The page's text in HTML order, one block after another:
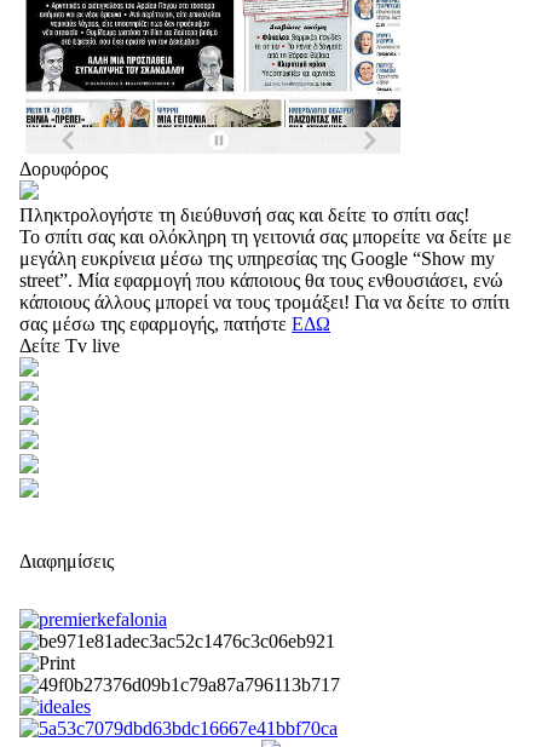
Δορυφόρος
Πληκτρολογήστε τη διεύθυνσή σας και δείτε το σπίτι σας!
Το σπίτι σας και ολόκληρη τη γειτονιά σας μπορείτε να δείτε με
μεγάλη ευκρίνεια μέσω της υπηρεσίας της Google “Show my
street”. Μία εφαρμογή που κάποιους θα τους ενθουσιάσει, ενώ
κάποιους άλλους μπορεί να τους τρομάξει! Για να δείτε το σπίτι
σας μέσω της εφαρμογής, πατήστε ΕΔΩ
Δείτε Tv live
Διαφημίσεις